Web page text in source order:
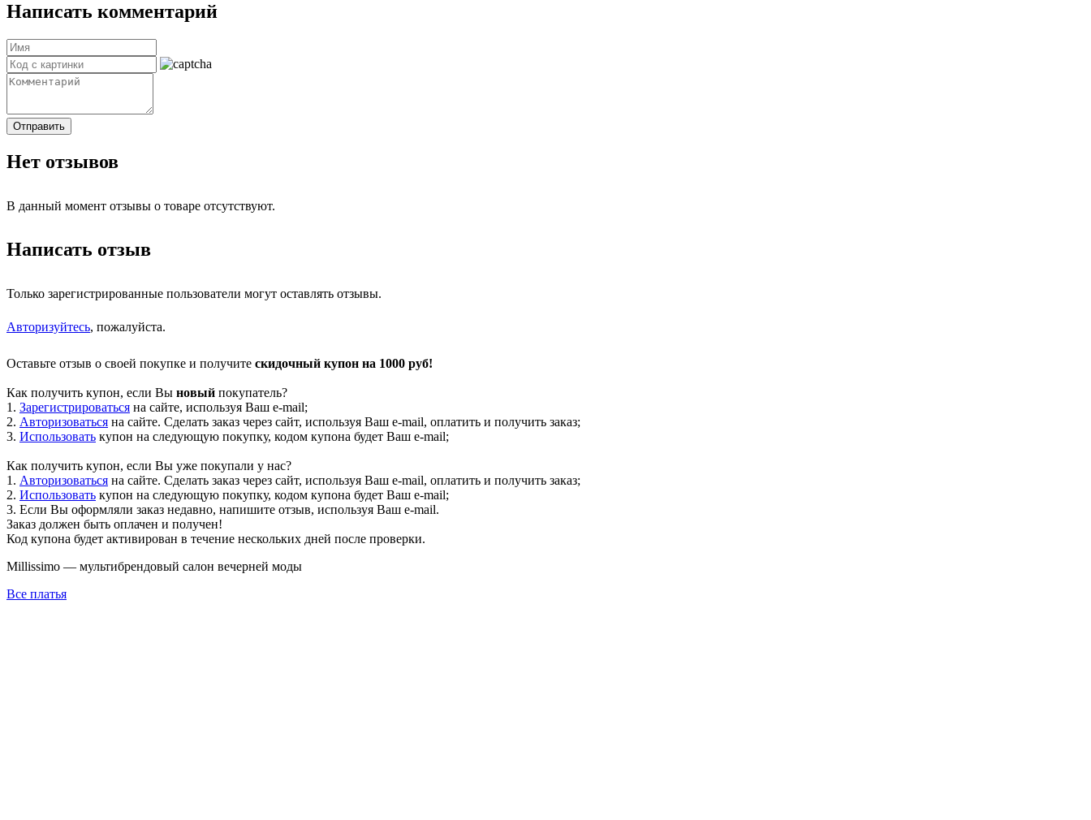
Написать комментарий
Отправить
Нет отзывов
В данный момент отзывы о товаре отсутствуют.
Написать отзыв
Только зарегистрированные пользователи могут оставлять отзывы.
Авторизуйтесь, пожалуйста.
Оставьте отзыв о своей покупке и получите скидочный купон на 1000 руб!
Как получить купон, если Вы новый покупатель?
1. Зарегистрироваться на сайте, используя Ваш e-mail;
2. Авторизоваться на сайте. Сделать заказ через сайт, используя Ваш e-mail, оплатить и получить заказ;
3. Использовать купон на следующую покупку, кодом купона будет Ваш e-mail;
Как получить купон, если Вы уже покупали у нас?
1. Авторизоваться на сайте. Сделать заказ через сайт, используя Ваш e-mail, оплатить и получить заказ;
2. Использовать купон на следующую покупку, кодом купона будет Ваш e-mail;
3. Если Вы оформляли заказ недавно, напишите отзыв, используя Ваш e-mail.
Заказ должен быть оплачен и получен!
Код купона будет активирован в течение нескольких дней после проверки.
Millissimo — мультибрендовый салон вечерней моды
Все платья